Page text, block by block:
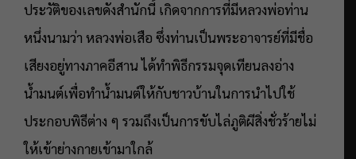
ประวัติของเลขดังสำนักนี้ เกิดจากการที่มีหลวงพ่อท่าน
หนึ่งนามว่า หลวงพ่อเสือ ซึ่งท่านเป็นพระอาจารย์ที่มีชื่อ
เสียงอยู่ทางภาคอีสาน ได้ทำพิธีกรรมจุดเทียนลงอ่าง
น้ำมนต์เพื่อทำน้ำมนต์ให้กับชาวบ้านในการนำไปใช้
ประกอบพิธีต่าง ๆ รวมถึงเป็นการขับไล่ภูติผีสิ่งชั่วร้ายไม่
ให้เข้าย่างกายเข้ามาใกล้